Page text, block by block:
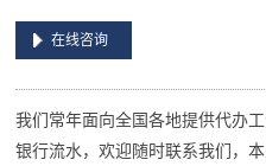
在线咨询
我们常年面向全国各地提供代办
银行流水，欢迎随时联系我们，